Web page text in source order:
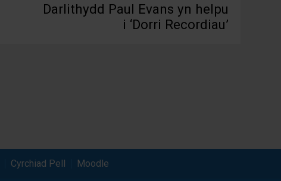
Darlithydd Paul Evans yn helpu
i ‘Dorri Recordiau’
Cyrchiad Pell Moodle